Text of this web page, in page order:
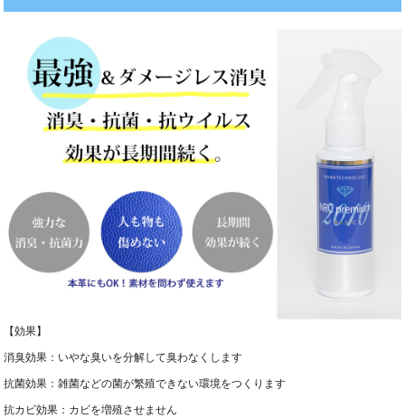
【効果】
消臭効果：いやな臭いを分解して臭わなくします
抗菌効果：雑菌などの菌が繁殖できない環境をつくります
抗カビ効果：カビを増殖させません